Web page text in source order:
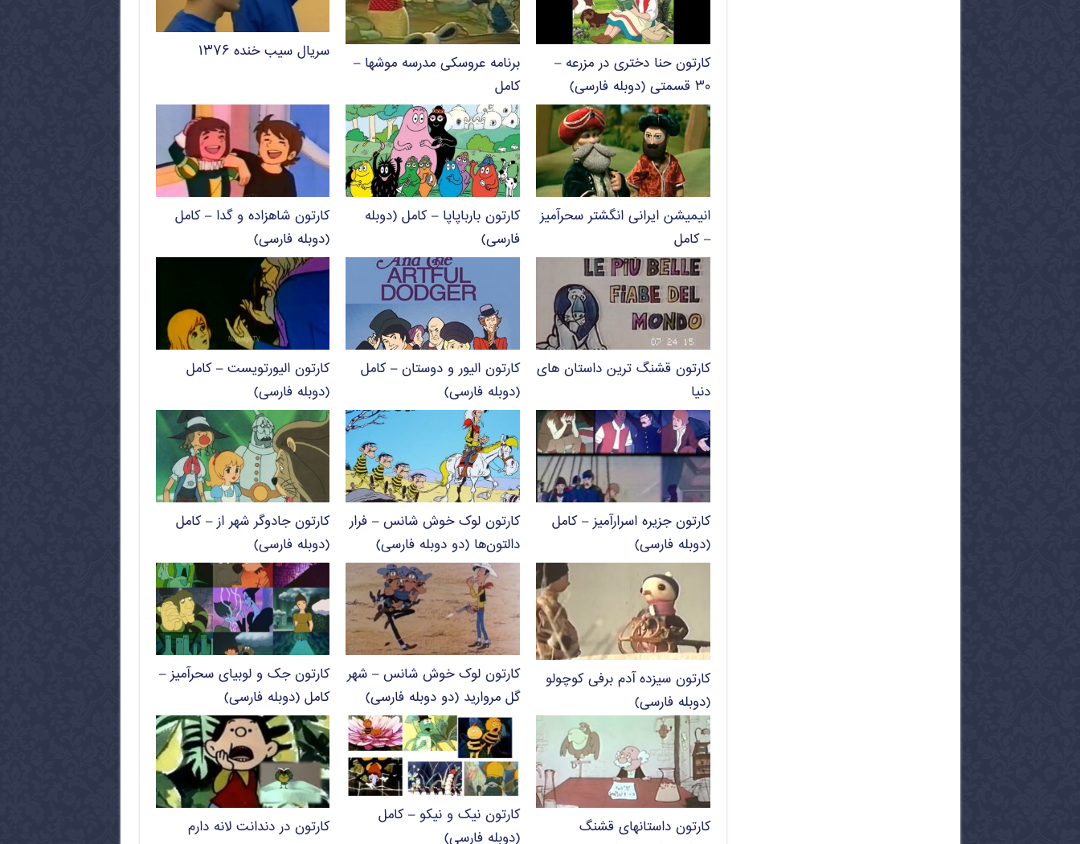
کارتون حنا دختری در مزرعه –
۳۰ قسمتی (دوبله فارسی)
برنامه عروسکی مدرسه موشها –
کامل
سریال سیب خنده ۱۳۷۶
انیمیشن ایرانی انگشتر سحرآمیز
– کامل
کارتون بارباپاپا – کامل (دوبله
فارسی)
کارتون شاهزاده و گدا – کامل
(دوبله فارسی)
کارتون قشنگ ترین داستان های
دنیا
کارتون الیور و دوستان – کامل
(دوبله فارسی)
کارتون الیورتویست – کامل
(دوبله فارسی)
کارتون جزیره اسرارآمیز – کامل
(دوبله فارسی)
کارتون لوک خوش شانس – فرار
دالتون‌ها (دو دوبله فارسی)
کارتون جادوگر شهر از – کامل
(دوبله فارسی)
کارتون سیزده آدم برفی کوچولو
(دوبله فارسی)
کارتون لوک خوش شانس – شهر
گل مروارید (دو دوبله فارسی)
کارتون جک و لوبیای سحرآمیز –
کامل (دوبله فارسی)
کارتون داستانهای قشنگ
کارتون نیک و نیکو – کامل
(دوبله فارسی)
کارتون در دندانت لانه دارم